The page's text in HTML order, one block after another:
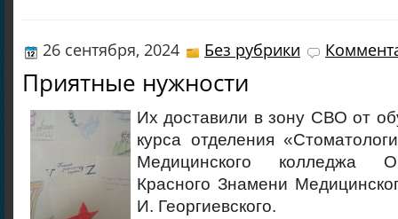
26 сентября, 2024 Без рубрики
Приятные нужности
Их доставили в зону СВО от
курса отделения
Медицинского колледжа
Красного Знамени
И. Георгиевского.